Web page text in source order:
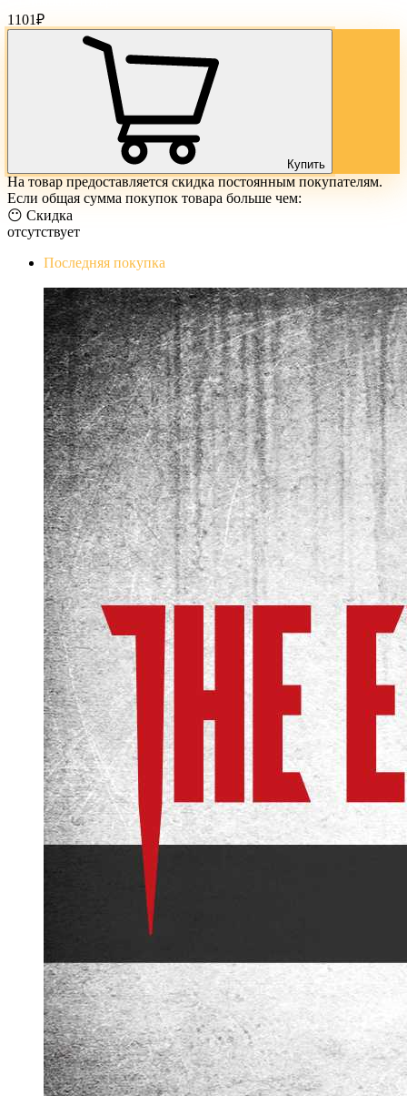
1101₽
Купить
На товар предоставляется скидка постоянным покупателям.
Если общая сумма покупок товара больше чем:
😶 Скидка
отсутствует
Последняя покупка